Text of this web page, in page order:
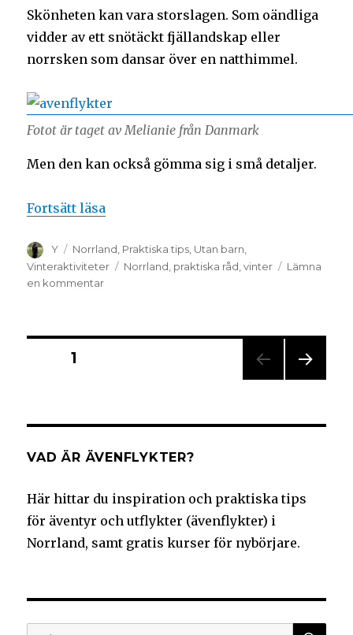
Skönheten kan vara storslagen. Som oändliga
vidder av ett snötäckt fjällandskap eller
norrsken som dansar över en natthimmel.
Fotot är taget av Melianie från Danmark
Men den kan också gömma sig i små detaljer.
Fortsätt läsa
Y Norrland, Praktiska tips, Utan barn,
Vinteraktiviteter
Norrland praktiska råd ,vinter
Lämna
en kommentar
SIDA1
VAD ÄR ÄVENFLYKTER?
Här hittar du inspiration och praktiska tips
för äventyr och utflykter (ävenflykter) i
Norrland, samt gratis kurser för nybörjare.